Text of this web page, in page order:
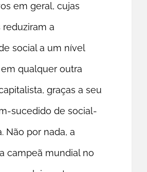
em geral, cujas
a
social a um nível
qualquer outra
graças a seu
sucedido de social-
Não por nada, a
campeã mundial no